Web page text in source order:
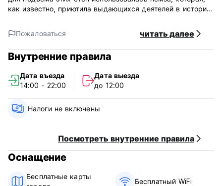
как известно, приютила выдающихся деятелей в истории
Пожаловаться
читать далее
Внутренние правила
Дата въезда
14:00 - 22:00
Дата выезда
до 12:00
Налоги не включены
Посмотреть внутренние правила
Оснащение
Бесплатные карты
Бесплатный WiFi